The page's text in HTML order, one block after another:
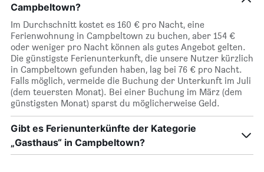
Campbeltown?
Im Durchschnitt kostet es 160 € pro Nacht, eine
Ferienwohnung in Campbeltown zu buchen, aber 154 €
oder weniger pro Nacht können als gutes Angebot gelten.
Die günstigste Ferienunterkunft, die unsere Nutzer kürzlich
in Campbeltown gefunden haben, lag bei 76 € pro Nacht.
Falls möglich, vermeide die Buchung der Unterkunft im Juli
(dem teuersten Monat). Bei einer Buchung im März (dem
günstigsten Monat) sparst du möglicherweise Geld.
Gibt es Ferienunterkünfte der Kategorie
„Gasthaus“ in Campbeltown?